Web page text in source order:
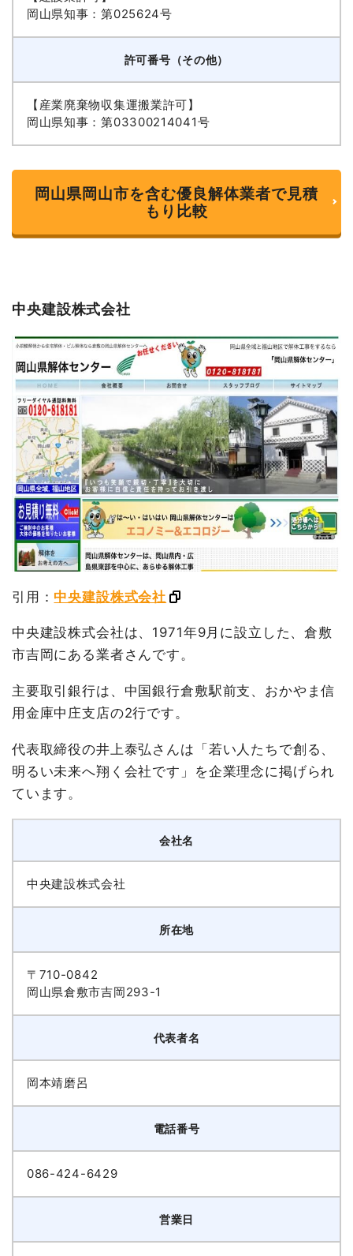
岡山県知事：第025624号
許可番号（その他）
【産業廃棄物収集運搬業許可】
岡山県知事：第03300214041号
岡山県岡山市を含む優良解体業者で見積
もり比較
中央建設株式会社
引用： 中央建設株式会社
中央建設株式会社は、1971年9月に設立した、倉敷
市吉岡にある業者さんです。
主要取引銀行は、中国銀行倉敷駅前支、おかやま信
用金庫中庄支店の2行です。
代表取締役の井上泰弘さんは「若い人たちで創る、
明るい未来へ翔く会社です」を企業理念に掲げられ
ています。
会社名
中央建設株式会社
所在地
〒710-0842
岡山県倉敷市吉岡293-1
代表者名
岡本靖磨呂
電話番号
086-424-6429
営業日